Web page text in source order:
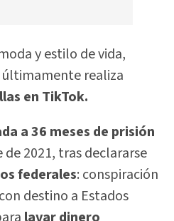
y estilo de vida,
realiza
en TikTok.
a 36 meses de prisión
2021, tras declararse
federales: conspiración
destino a Estados